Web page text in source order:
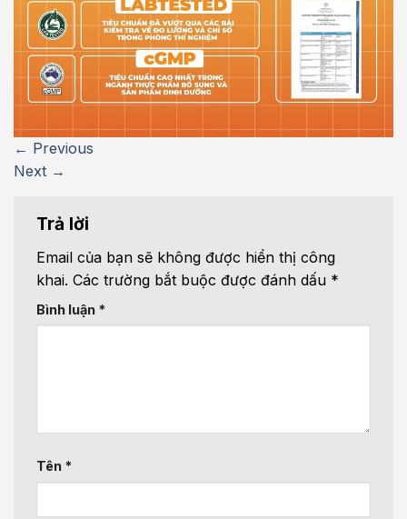
← Previous
Next →
Trả lời
Email của bạn sẽ không được hiển thị công
khai. Các trường bắt buộc được đánh dấu *
Bình luận *
Tên *